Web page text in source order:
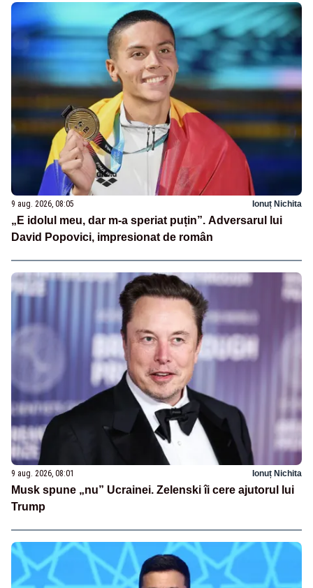
9 aug. 2026, 08:05 Ionuț Nichita
„E idolul meu, dar m-a speriat puțin”. Adversarul lui
David Popovici, impresionat de român
9 aug. 2026, 08:01 Ionuț Nichita
Musk spune „nu” Ucrainei. Zelenski îi cere ajutorul lui
Trump